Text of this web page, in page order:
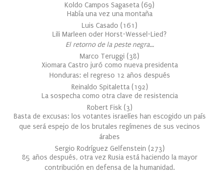
Koldo Campos Sagaseta (69)
Había una vez una montaña
Luis Casado (161 )
Lili Marleen oder Horst-Wessel-Lied?
El retorno de la peste negra…
Marco Teruggi (38)
Xiomara Castro juró como nueva presidenta
Honduras: el regreso 12 años después
Reinaldo Spitaletta (192)
La sospecha como otra clave de resistencia
Robert Fisk (3)
Basta de excusas: los votantes israelíes han escogido un país
que será espejo de los brutales regímenes de sus vecinos
árabes
Sergio Rodríguez Gelfenstein (273)
85 años después, otra vez Rusia está haciendo la mayor
contribución en defensa de la humanidad.